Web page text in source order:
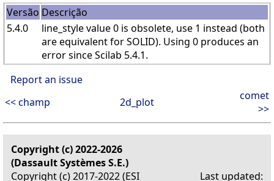
Versão Descrição
5.4.0
line_style value 0 is obsolete, use 1 instead (both
are equivalent for SOLID). Using 0 produces an
error since Scilab 5.4.1.
Report an issue
<< champ
2d_plot
comet
>>
Copyright (c) 2022-2026
(Dassault Systèmes S.E.)
Copyright (c) 2017-2022 (ESI
Last updated: